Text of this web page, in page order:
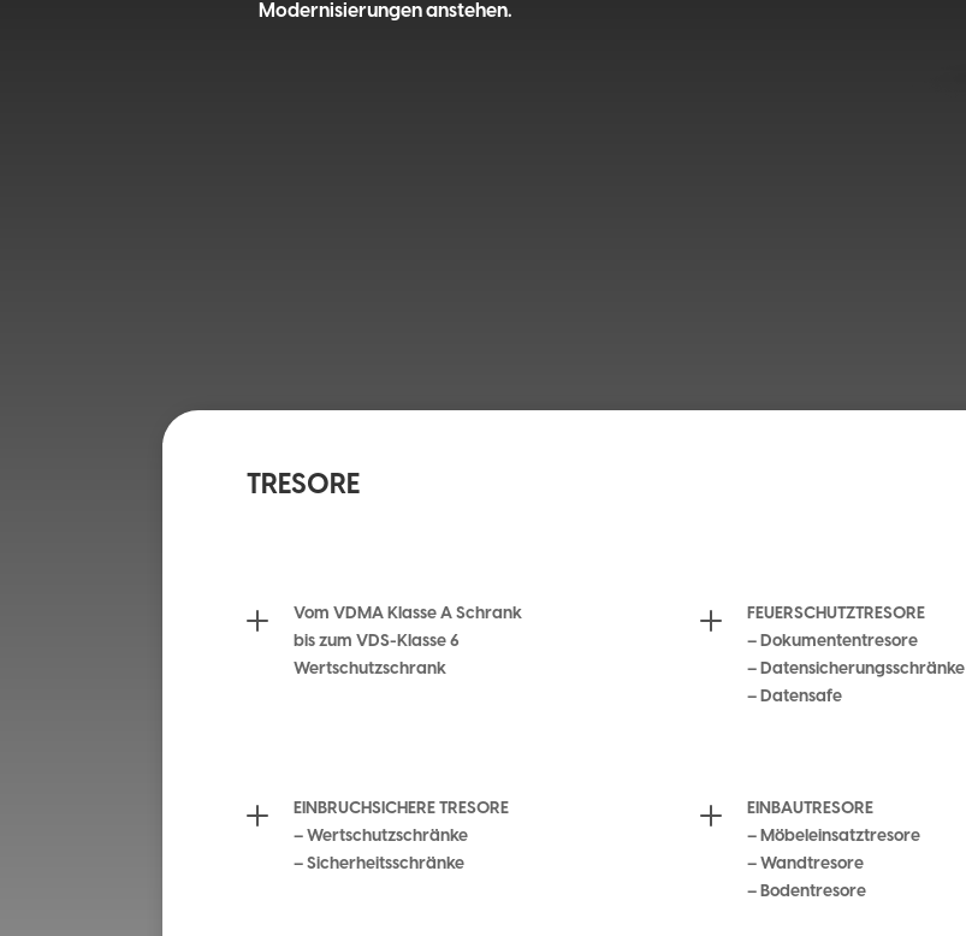
Modernisierungen anstehen.
TRESORE
L
Vom VDMA Klasse A Schrank
bis zum VDS-Klasse 6
Wertschutzschrank
L
EINBRUCHSICHERE TRESORE
– Wertschutzschränke
– Sicherheitsschränke
L
FEUERSCHUTZTRESORE
– Dokumententresore
– Datensicherungsschränke
– Datensafe
L
EINBAUTRESORE
– Möbeleinsatztresore
– Wandtresore
– Bodentresore